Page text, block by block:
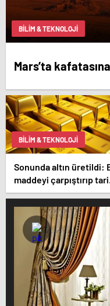
BILIM & TEKNOLOJI
Mars’ta
BILIM & TEKNOLOJI
Sonunda altın üretildi:
maddeyi çarpıştırıp
değiştirdiler